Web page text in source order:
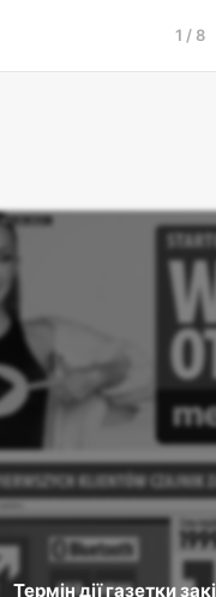
1 / 8
Термін дії газетки